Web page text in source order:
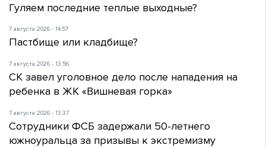
Гуляем последние теплые выходные?
7 августа 2026 - 14:57
Пастбище или кладбище?
7 августа 2026 - 13:56
СК завел уголовное дело после нападения на
ребенка в ЖК «Вишневая горка»
7 августа 2026 - 13:37
Сотрудники ФСБ задержали 50-летнего
южноуральца за призывы к экстремизму